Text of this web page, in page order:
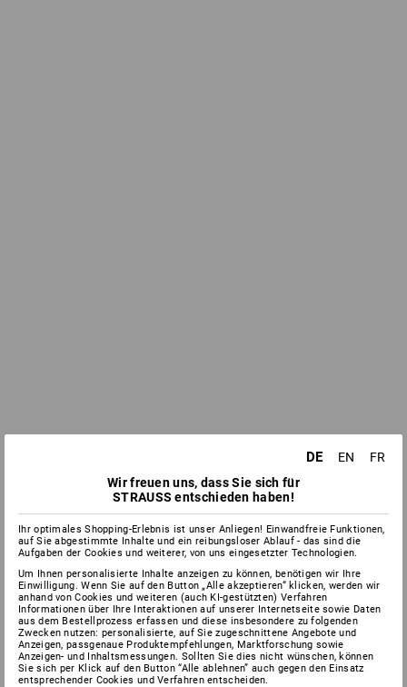
DE EN
FR
Wir freuen uns, dass Sie sich für
STRAUSS entschieden haben!
Ihr optimales Shopping-Erlebnis ist unser Anliegen! Einwandfreie Funktionen,
auf Sie abgestimmte Inhalte und ein reibungsloser Ablauf - das sind die
Aufgaben der Cookies und weiterer, von uns eingesetzter Technologien.
Um Ihnen personalisierte Inhalte anzeigen zu können, benötigen wir Ihre
Einwilligung. Wenn Sie auf den Button „Alle akzeptieren“ klicken, werden wir
anhand von Cookies und weiteren (auch KI-gestützten) Verfahren
Informationen über Ihre Interaktionen auf unserer Internetseite sowie Daten
aus dem Bestellprozess erfassen und diese insbesondere zu folgenden
Zwecken nutzen: personalisierte, auf Sie zugeschnittene Angebote und
Anzeigen, passgenaue Produktempfehlungen, Marktforschung sowie
Anzeigen- und Inhaltsmessungen. Sollten Sie dies nicht wünschen, können
Sie sich per Klick auf den Button “Alle ablehnen” auch gegen den Einsatz
entsprechender Cookies und Verfahren entscheiden.